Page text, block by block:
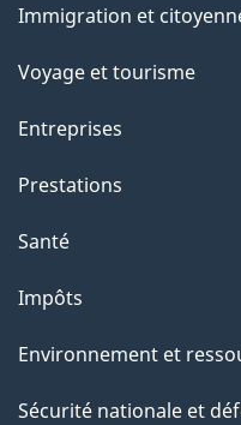
sujets
Immigration et
Voyage et tourisme
Entreprises
Prestations
Santé
Impôts
Environnement et
Sécurité nationale et